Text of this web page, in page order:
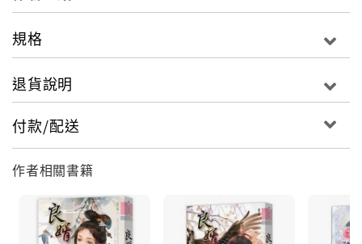
的。
他們倆的身分註定要牽扯宮廷鬥爭，
一位」，
是最寵愛她的親姑姑太皇太后呢？
規格
退貨說明
付款/配送
作者相關書籍